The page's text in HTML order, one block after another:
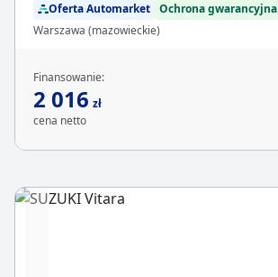
Oferta Automarket Ochrona gwarancyjna
Warszawa (mazowieckie)
Finansowanie:
2 016 zł
cena netto